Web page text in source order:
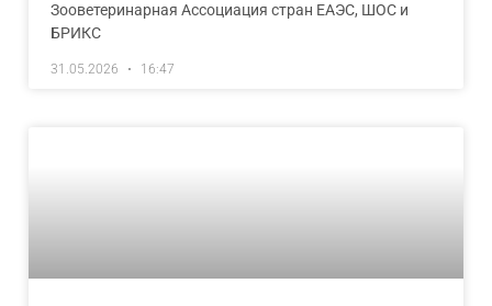
Зооветеринарная Ассоциация стран ЕАЭС, ШОС и
БРИКС
31.05.2026 16:47